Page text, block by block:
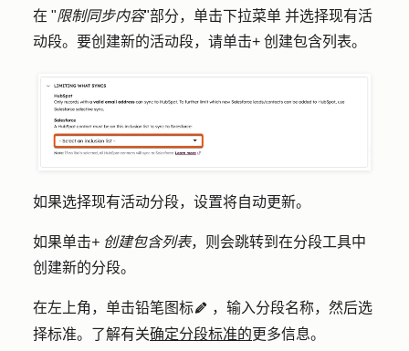
在 "限制同步内容"部分，单击下拉菜单 并选择现有活
动段。要创建新的活动段，请单击+ 创建包含列表。
如果选择现有活动分段，设置将自动更新。
如果单击+ 创建包含列表，则会跳转到在分段工具中
创建新的分段。
在左上角，单击铅笔图标edit ，输入分段名称，然后选
择标准。了解有关确定分段标准的更多信息。